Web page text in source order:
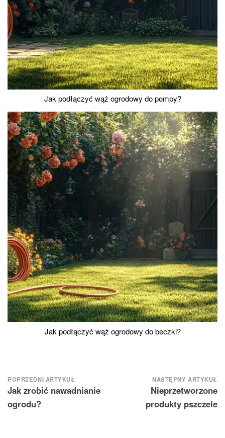
Jak podłączyć wąż ogrodowy do pompy?
Jak podłączyć wąż ogrodowy do beczki?
Nawigacja
wpisu
POPRZEDNI ARTYKUŁ
Jak zrobić nawadnianie
ogrodu?
NASTĘPNY ARTYKUŁ
Nieprzetworzone
produkty pszczele